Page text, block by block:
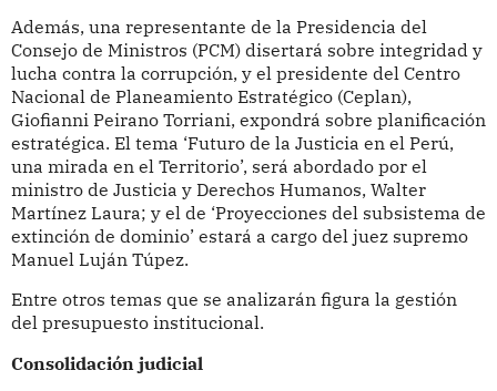
Además, una representante de la Presidencia del
Consejo de Ministros (PCM) disertará sobre integridad y
lucha contra la corrupción, y el presidente del Centro
Nacional de Planeamiento Estratégico (Ceplan),
Giofianni Peirano Torriani, expondrá sobre planificación
estratégica. El tema ‘Futuro de la Justicia en el Perú,
una mirada en el Territorio’, será abordado por el
ministro de Justicia y Derechos Humanos, Walter
Martínez Laura; y el de ‘Proyecciones del subsistema de
extinción de dominio’ estará a cargo del juez supremo
Manuel Luján Túpez.
Entre otros temas que se analizarán figura la gestión
del presupuesto institucional.
Consolidación judicial